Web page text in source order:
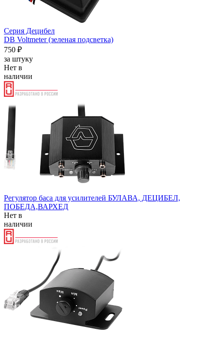
Серия Децибел
DB Voltmeter (зеленая подсветка)
750 ₽
за штуку
Нет в
наличии
Регулятор баса для усилителей БУЛАВА, ДЕЦИБЕЛ,
ПОБЕДА,ВАРХЕД
Нет в
наличии